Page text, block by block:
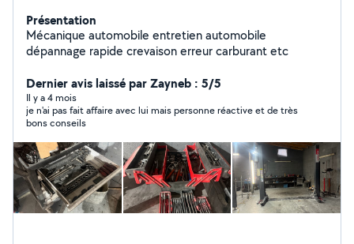
Présentation
Mécanique automobile entretien automobile
dépannage rapide crevaison erreur carburant etc
Dernier avis laissé par Zayneb : 5/5
Il y a 4 mois
je n'ai pas fait affaire avec lui mais personne réactive et de très
bons conseils